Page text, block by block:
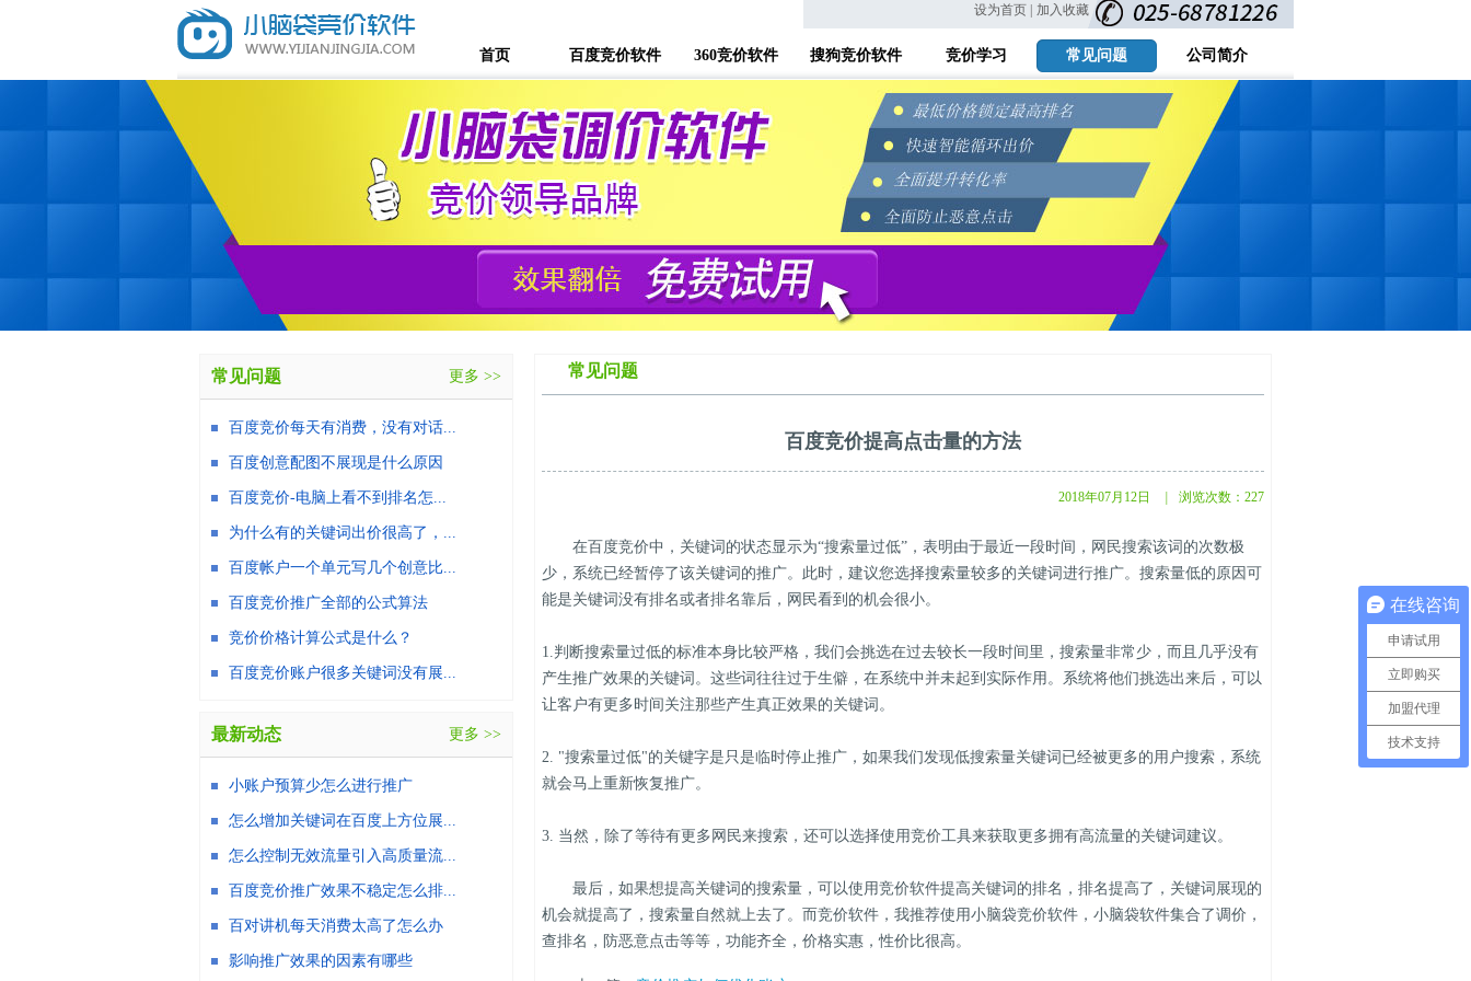
设为首页 | 加入收藏
首页 百度竞价软件 360竞价软件 搜狗竞价软件 竞价学习 常见问题 公司简介
常见问题
百度竞价提高点击量的方法
2018年07月12日 浏览次数： 227
在百度竞价中，关键词的状态显示为“搜索量过低”，表明由于最近一段时间，网民搜索该词的次数极
少，系统已经暂停了该关键词的推广。此时，建议您选择搜索量较多的关键词进行推广。搜索量低的原因可
能是关键词没有排名或者排名靠后，网民看到的机会很小。
1.判断搜索量过低的标准本身比较严格，我们会挑选在过去较长一段时间里，搜索量非常少，而且几乎没有
产生推广效果的关键词。这些词往往过于生僻，在系统中并未起到实际作用。系统将他们挑选出来后，可以
让客户有更多时间关注那些产生真正效果的关键词。
2. "搜索量过低"的关键字是只是临时停止推广，如果我们发现低搜索量关键词已经被更多的用户搜索，系统
就会马上重新恢复推广。
3. 当然，除了等待有更多网民来搜索，还可以选择使用竞价工具来获取更多拥有高流量的关键词建议。
最后，如果想提高关键词的搜索量，可以使用竞价软件提高关键词的排名，排名提高了，关键词展现的
机会就提高了，搜索量自然就上去了。而竞价软件，我推荐使用小脑袋竞价软件，小脑袋软件集合了调价，
查排名，防恶意点击等等，功能齐全，价格实惠，性价比很高。
常见问题 更多 >>
百度竞价每天有消费，没有对话...
百度创意配图不展现是什么原因
百度竞价-电脑上看不到排名怎...
为什么有的关键词出价很高了，...
百度帐户一个单元写几个创意比...
百度竞价推广全部的公式算法
竞价价格计算公式是什么？
百度竞价账户很多关键词没有展...
最新动态 更多 >>
小账户预算少怎么进行推广
怎么增加关键词在百度上方位展...
怎么控制无效流量引入高质量流...
百度竞价推广效果不稳定怎么排...
百对讲机每天消费太高了怎么办
影响推广效果的因素有哪些
在线咨询
申请试用
立即购买
加盟代理
技术支持